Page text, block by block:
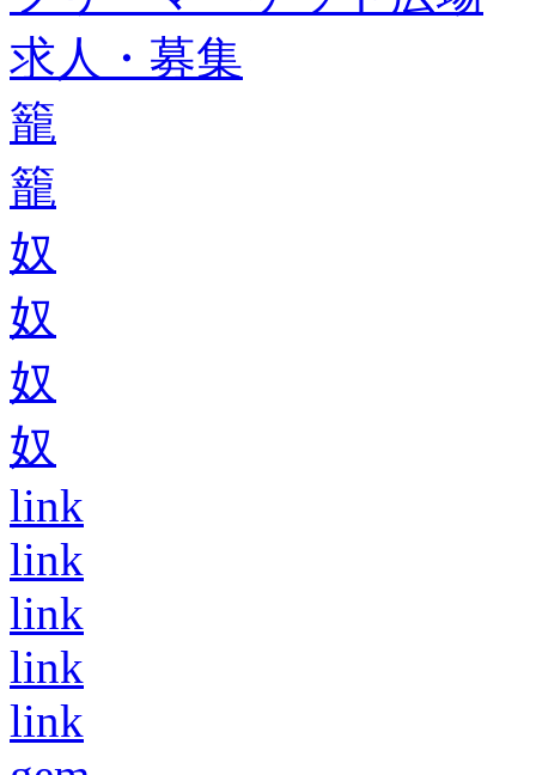
求人・募集
籠
籠
奴
奴
奴
奴
link
link
link
link
link